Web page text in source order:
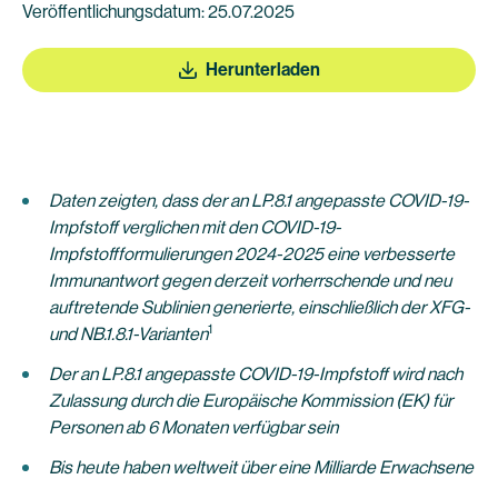
Veröffentlichungsdatum: 25.07.2025
Herunterladen
Daten zeigten, dass der an LP.8.1 angepasste COVID-19-
Impfstoff verglichen mit den COVID-19-
Impfstoffformulierungen 2024-2025 eine verbesserte
Immunantwort gegen derzeit vorherrschende und neu
auftretende Sublinien generierte, einschließlich der XFG-
und NB.1.8.1-Varianten1
Der an LP.8.1 angepasste COVID-19-Impfstoff wird nach
Zulassung durch die Europäische Kommission (EK) für
Personen ab 6 Monaten verfügbar sein
Bis heute haben weltweit über eine Milliarde Erwachsene